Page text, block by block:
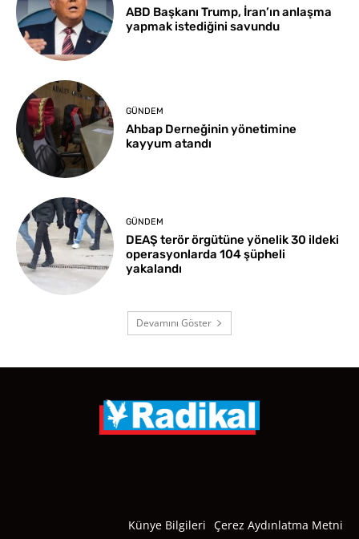
ABD Başkanı Trump, İran’ın anlaşma
yapmak istediğini savundu
GÜNDEM
Ahbap Derneğinin yönetimine
kayyum atandı
GÜNDEM
DEAŞ terör örgütüne yönelik 30 ildeki
operasyonlarda 104 şüpheli
yakalandı
Devamını Göster
Künye Bilgileri Çerez Aydınlatma Metni